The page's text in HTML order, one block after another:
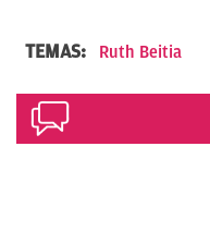
TEMAS: Ruth Beitia